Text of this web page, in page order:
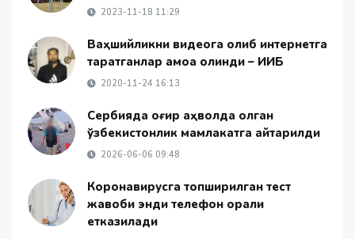
2023-11-18 11:29
Ваҳшийликни видеога олиб интернетга
тарқатганлар қамоққа олинди – ИИБ
2020-11-24 16:13
Сербияда оғир аҳволда қолган
ўзбекистонлик мамлакатга қайтарилди
2026-06-06 09:48
Коронавирусга топширилган тест
жавоби энди телефон орқали
етказилади